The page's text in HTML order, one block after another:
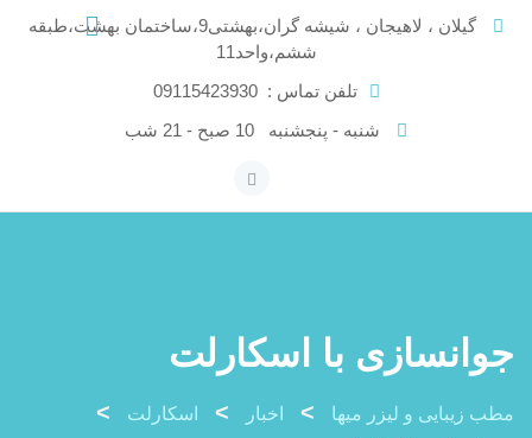
گیلان ، لاهیجان ، شیشه گران،بهشتی9،ساختمان بهشت،طبقه
ششم،واحد11
تلفن تماس :09115423930
شنبه - پنجشنبه
جوانسازی با اسکارلت
مطب زیبایی و لیزر میها > اخبار > اسکارلت >